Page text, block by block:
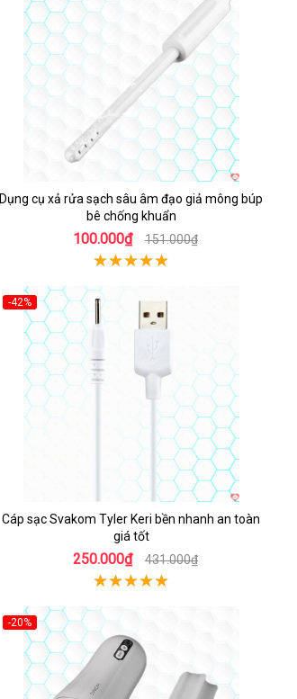
Dụng cụ xả rửa sạch sâu âm đạo giả mông búp
bê chống khuẩn
100.000₫ 151.000₫
-42%
Cáp sạc Svakom Tyler Keri bền nhanh an toàn
giá tốt
250.000₫ 431.000₫
-20%